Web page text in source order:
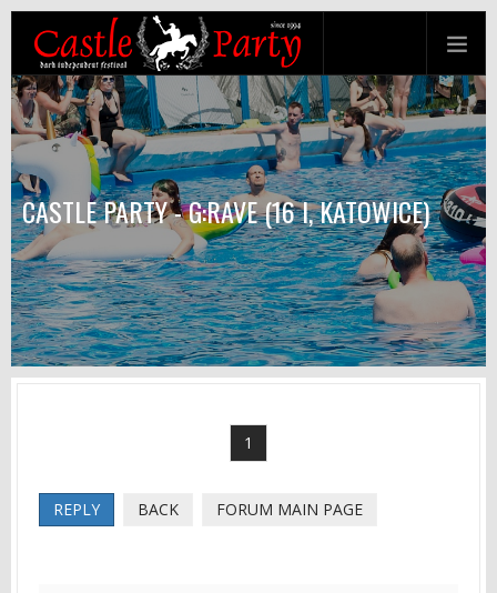
CASTLE PARTY - G:RAVE (16 I, KATOWICE)
1
REPLY BACK FORUM MAIN PAGE